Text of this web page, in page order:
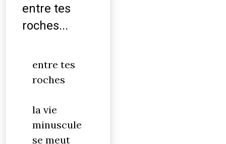
entre tes
roches...
entre tes
roches
la vie
minuscule
se meut